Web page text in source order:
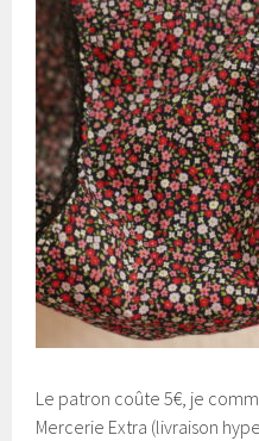
Le patron coûte 5€, je
Mercerie Extra (livraison